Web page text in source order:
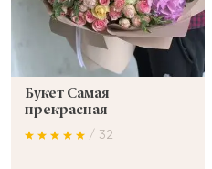
Букет Самая
прекрасная
/ 32